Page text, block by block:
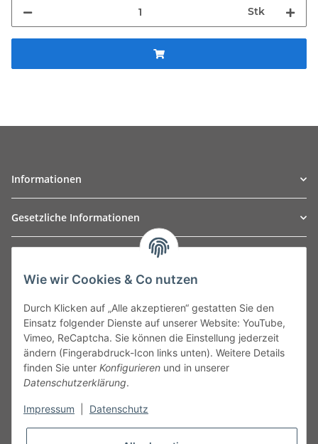
Stk
Informationen
Gesetzliche Informationen
Leibnizstraße 2a
Germany
Phone:+49 40 5287270
Fax:+49 40 5281050
Email:sales@tow-automotive.de
Wie wir Cookies & Co nutzen
Durch Klicken auf „Alle akzeptieren“ gestatten Sie den
Einsatz folgender Dienste auf unserer Website: YouTube,
Vimeo, ReCaptcha. Sie können die Einstellung jederzeit
ändern (Fingerabdruck-Icon links unten). Weitere Details
finden Sie unter Konfigurieren und in unserer
Datenschutzerklärung.
Impressum Datenschutz